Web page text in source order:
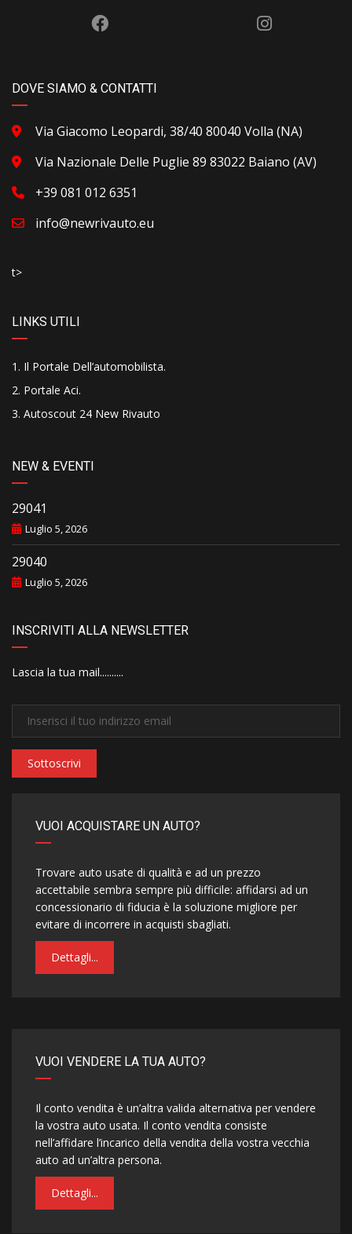
DOVE SIAMO & CONTATTI
Via Giacomo Leopardi, 38/40 80040 Volla (NA)
Via Nazionale Delle Puglie 89 83022 Baiano (AV)
+39 081 012 6351
info@newrivauto.eu
t>
LINKS UTILI
Il Portale Dell’automobilista.
Portale Aci.
Autoscout 24 New Rivauto
NEW & EVENTI
29041
Luglio 5, 2026
29040
Luglio 5, 2026
INSCRIVITI ALLA NEWSLETTER
Lascia la tua mail..........
Sottoscrivi
VUOI ACQUISTARE UN AUTO?
Trovare auto usate di qualità e ad un prezzo
accettabile sembra sempre più difficile: affidarsi ad un
concessionario di fiducia è la soluzione migliore per
evitare di incorrere in acquisti sbagliati.
Dettagli...
VUOI VENDERE LA TUA AUTO?
Il conto vendita è un’altra valida alternativa per vendere
la vostra auto usata. Il conto vendita consiste
nell’affidare l’incarico della vendita della vostra vecchia
auto ad un’altra persona.
Dettagli...